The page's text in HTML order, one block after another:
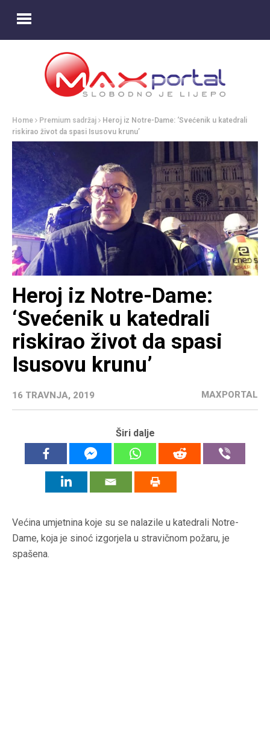
Home Premium sadržaj
Heroj iz Notre-Dame: ‘Svećenik u katedrali
riskirao život da spasi Isusovu krunu’
Heroj iz Notre-Dame:
‘Svećenik u katedrali
riskirao život da spasi
Isusovu krunu’
16 TRAVNJA, 2019 MAXPORTAL
Širi dalje
Većina umjetnina koje su se nalazile u katedrali Notre-
Dame, koja je sinoć izgorjela u stravičnom požaru, je
spašena.